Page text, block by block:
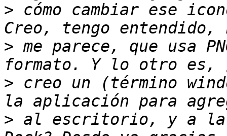
> cómo cambiar ese
> me parece, que usa
> creo un (término
> al escritorio, y a la